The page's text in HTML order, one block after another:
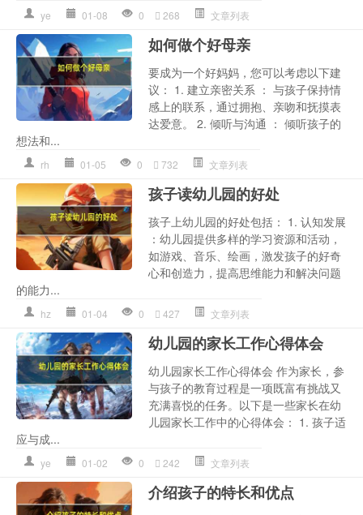
ye 01-08 0 268 文章列表
如何做个好母亲
要成为一个好妈妈，您可以考虑以下建
议： 1. 建立亲密关系 ： 与孩子保持情
感上的联系，通过拥抱、亲吻和抚摸表
达爱意。 2. 倾听与沟通 ： 倾听孩子的
想法和...
rh 01-05 0 732 文章列表
孩子读幼儿园的好处
孩子上幼儿园的好处包括： 1. 认知发展
：幼儿园提供多样的学习资源和活动，
如游戏、音乐、绘画，激发孩子的好奇
心和创造力，提高思维能力和解决问题
的能力...
hz 01-04 0 427 文章列表
幼儿园的家长工作心得体会
幼儿园家长工作心得体会 作为家长，参
与孩子的教育过程是一项既富有挑战又
充满喜悦的任务。以下是一些家长在幼
儿园家长工作中的心得体会： 1. 孩子适
应与成...
ye 01-02 0 242 文章列表
介绍孩子的特长和优点